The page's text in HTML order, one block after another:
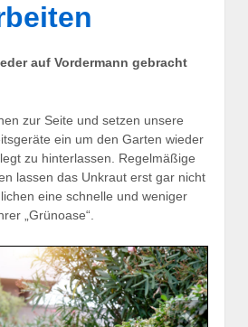
auf Vordermann gebracht
zur Seite und setzen unsere
ein um den Garten wieder
zu hinterlassen. Regelmäßige
lassen das Unkraut erst gar nicht
eine schnelle und weniger
„Grünoase“.